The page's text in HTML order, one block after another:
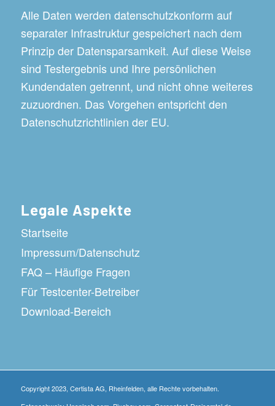
Alle Daten werden datenschutzkonform auf
separater Infrastruktur gespeichert nach dem
Prinzip der Datensparsamkeit. Auf diese Weise
sind Testergebnis und Ihre persönlichen
Kundendaten getrennt, und nicht ohne weiteres
zuzuordnen. Das Vorgehen entspricht den
Datenschutzrichtlinien der EU.
Legale Aspekte
Startseite
Impressum/Datenschutz
FAQ – Häufige Fragen
Für Testcenter-Betreiber
Download-Bereich
Copyright 2023, Certista AG, Rheinfelden, alle Rechte vorbehalten.